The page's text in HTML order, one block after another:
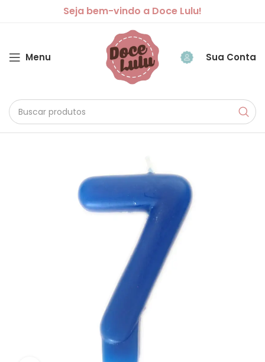
Seja bem-vindo a Doce Lulu!
Menu Sua Conta